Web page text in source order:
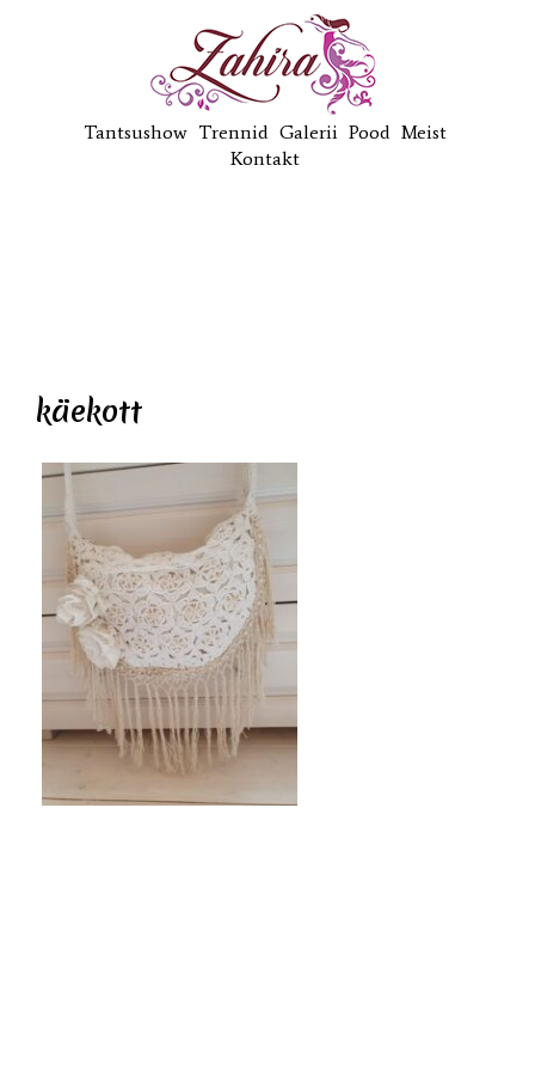
Tantsushow Trennid Galerii Pood Meist
Kontakt
käekott